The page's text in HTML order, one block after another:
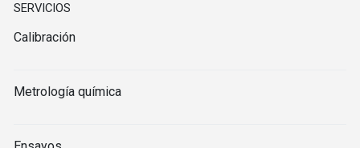
SERVICIOS
Calibración
Metrología química